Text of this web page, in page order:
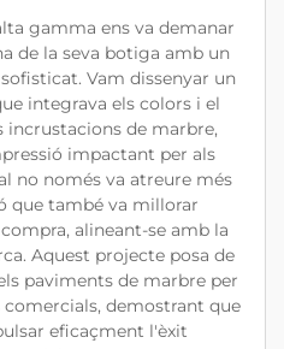
gamma ens va demanar
de la seva botiga amb un
Vam dissenyar un
integrava els colors i el
incrustacions de marbre,
impactant per als
no només va atreure més
que també va millorar
alineant-se amb la
Aquest projecte posa de
paviments de marbre per
demostrant que
eficaçment l'èxit